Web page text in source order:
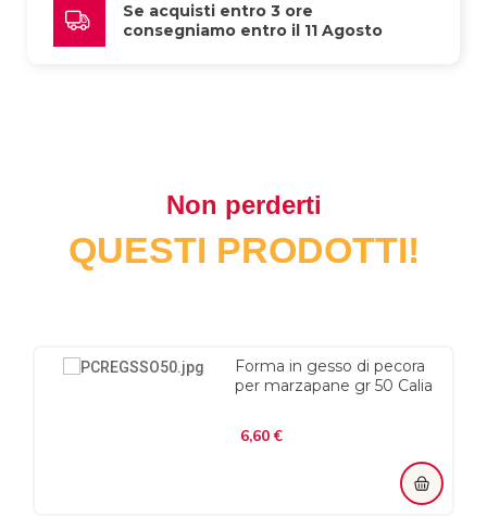
Se acquisti entro 3 ore
consegniamo entro il 11 Agosto
Non perderti
QUESTI PRODOTTI!
Forma in gesso di pecora
per marzapane gr 50 Calia
6,60 €